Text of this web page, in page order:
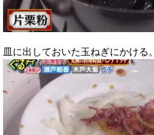
皿に出しておいた玉ねぎにかける。